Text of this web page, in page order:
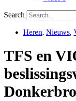
Search
Heren, Nieuws,
TFS en